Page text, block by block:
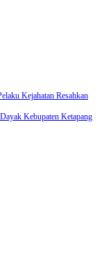
Kejahatan Resahkan
Kebupaten Ketapang